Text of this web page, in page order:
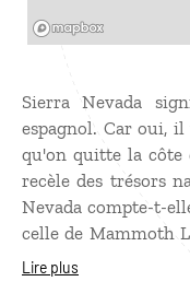
Sierra Nevada
espagnol. Car oui,
qu'on quitte la côte
recèle des trésors
Nevada compte-t-
celle de Mammoth
24 00 mètres
Lire plus